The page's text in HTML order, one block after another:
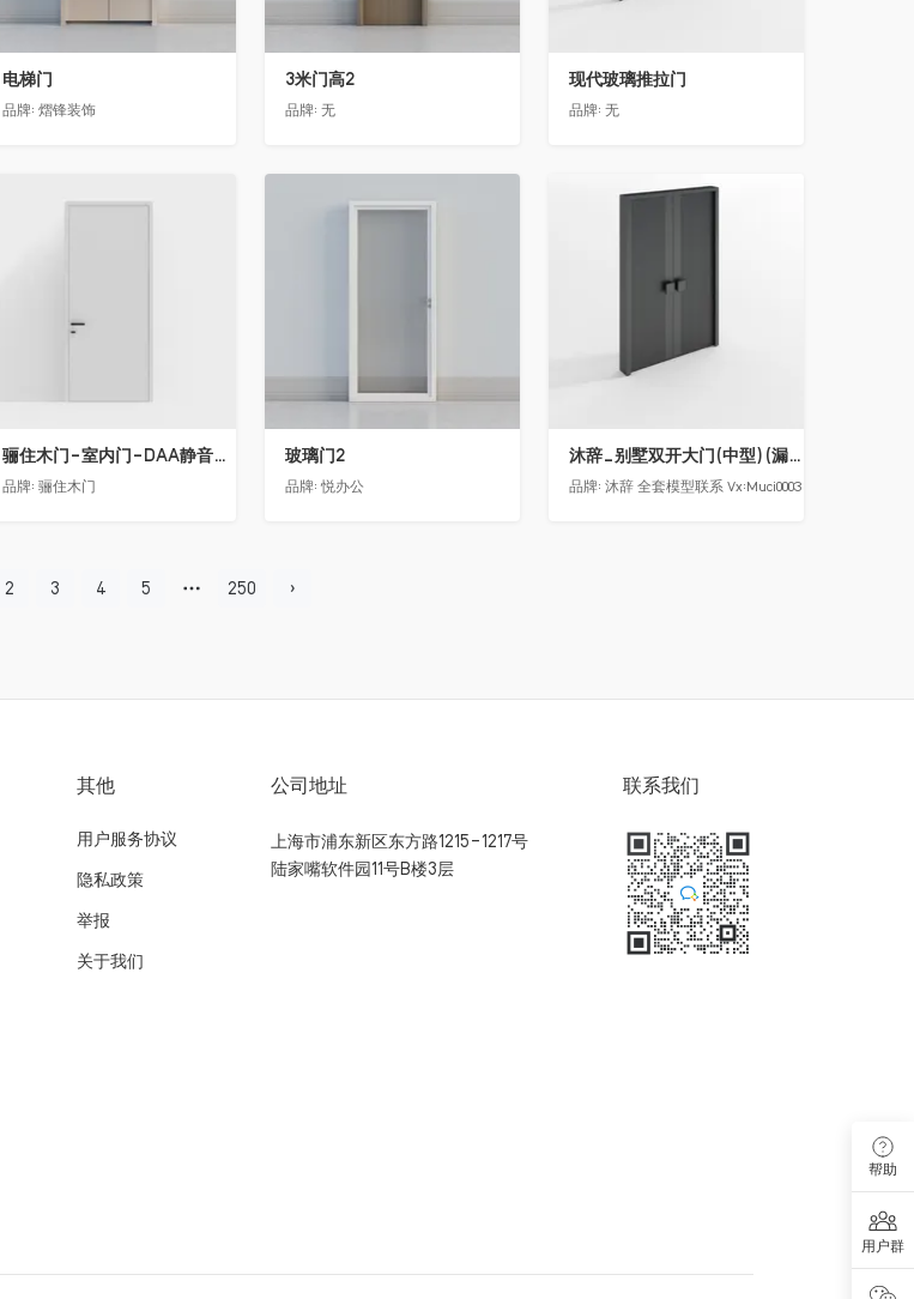
电梯门
品牌: 熠锋装饰
3米门高2
品牌:无
现代玻璃推拉门
品牌:无
收藏
骊住木门-室内门-DAA静音门-YY漆白色-方形把手
品牌: 骊住木门
收藏
玻璃门2
品牌:悦办公
沐辞_别墅双开大门(中型)(漏光加厚度)
品牌:沐辞 全套模型联系 Vx:Muci0003
2 3 4 5 250
其他
用户服务协议
隐私政策
举报
关于我们
公司地址
上海市浦东新区东方路1215-1217号
陆家嘴软件园11号B楼3层
联系我们
帮助
用户群